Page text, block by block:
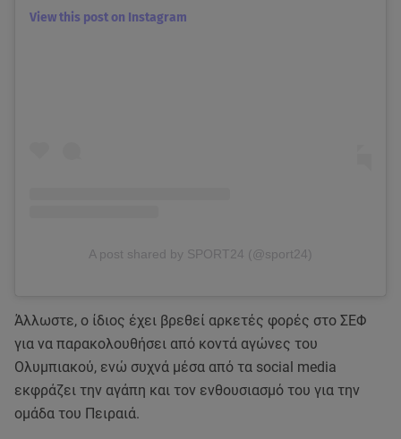
View this post on Instagram
A post shared by SPORT24 (@sport24)
Άλλωστε, ο ίδιος έχει βρεθεί αρκετές φορές στο ΣΕΦ
για να παρακολουθήσει από κοντά αγώνες του
Ολυμπιακού, ενώ συχνά μέσα από τα social media
εκφράζει την αγάπη και τον ενθουσιασμό του για την
ομάδα του Πειραιά.